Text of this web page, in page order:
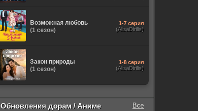
Возможная любовь
(1 сезон)
1-7 серия
(AlisaDirilis)
Закон природы
(1 сезон)
1-8 серия
(AlisaDirilis)
Обновления дорам / Аниме Все